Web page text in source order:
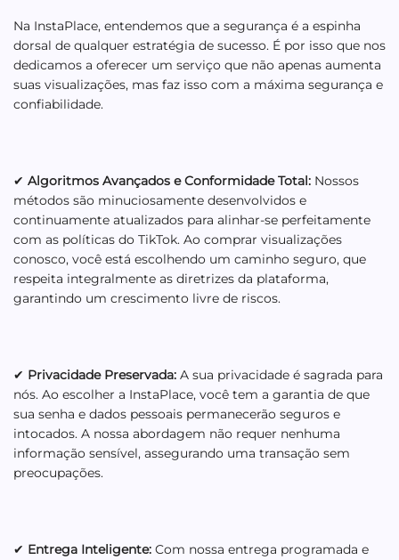
Na InstaPlace, entendemos que a segurança é a espinha
dorsal de qualquer estratégia de sucesso. É por isso que nos
dedicamos a oferecer um serviço que não apenas aumenta
suas visualizações, mas faz isso com a máxima segurança e
confiabilidade.
✔ Algoritmos Avançados e Conformidade Total: Nossos
métodos são minuciosamente desenvolvidos e
continuamente atualizados para alinhar-se perfeitamente
com as políticas do TikTok. Ao comprar visualizações
conosco, você está escolhendo um caminho seguro, que
respeita integralmente as diretrizes da plataforma,
garantindo um crescimento livre de riscos.
✔ Privacidade Preservada: A sua privacidade é sagrada para
nós. Ao escolher a InstaPlace, você tem a garantia de que
sua senha e dados pessoais permanecerão seguros e
intocados. A nossa abordagem não requer nenhuma
informação sensível, assegurando uma transação sem
preocupações.
✔ Entrega Inteligente: Com nossa entrega programada e